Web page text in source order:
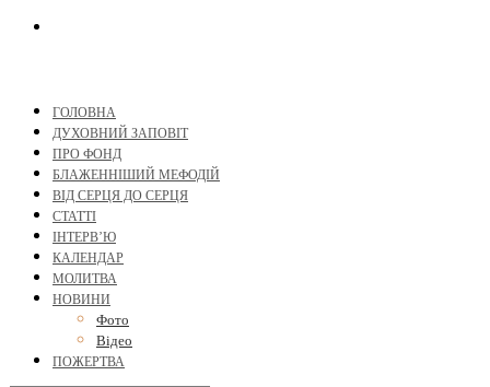
ГОЛОВНА
ДУХОВНИЙ ЗАПОВІТ
ПРО ФОНД
БЛАЖЕННІШИЙ МЕФОДІЙ
ВІД СЕРЦЯ ДО СЕРЦЯ
СТАТТІ
ІНТЕРВ’Ю
КАЛЕНДАР
МОЛИТВА
НОВИНИ
Фото
Відео
ПОЖЕРТВА